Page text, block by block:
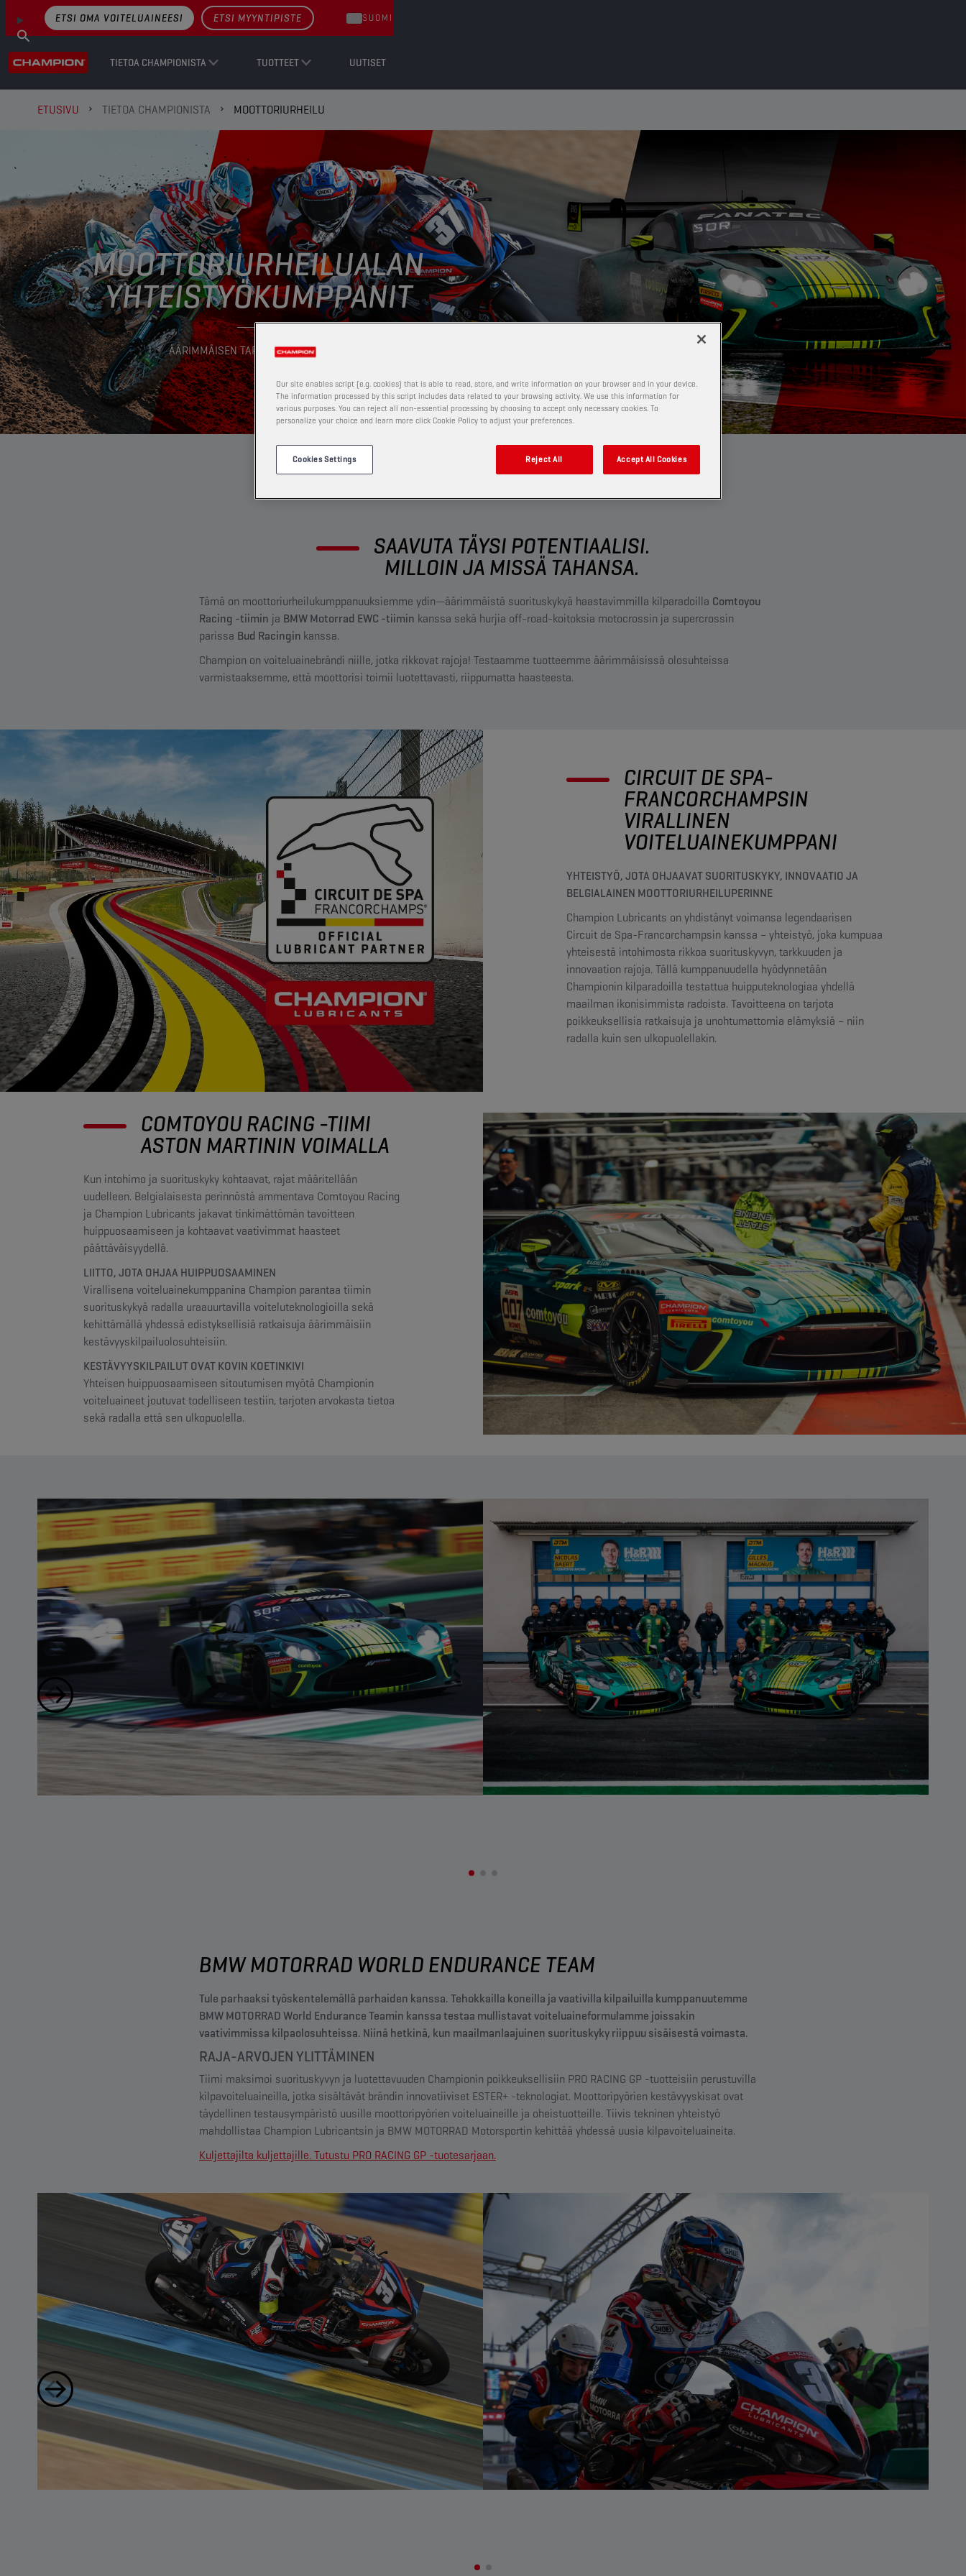
TIETOA CHAMPIONISTA TUOTTEET UUTISET
ETSI OMA VOITELUAINEESI ETSI MYYNTIPISTE SUOMI
ETUSIVU TIETOA CHAMPIONISTA MOOTTORIURHEILU
MOOTTORIURHEILUALAN
YHTEISTYÖKUMPPANIT
ÄÄRIMMÄISEN TARKKAAN TESTATTUA
SAAVUTA TÄYSI POTENTIAALISI.
MILLOIN JA MISSÄ TAHANSA.
Tämä on moottoriurheilukumppanuuksiemme ydin—äärimmäistä suorituskykyä haastavimmilla kilparadoilla Comtoyou
Racing -tiimin ja BMW Motorrad EWC -tiimin kanssa sekä hurjia off-road-koitoksia motocrossin ja supercrossin
parissa Bud Racingin kanssa.
Champion on voiteluainebrändi niille, jotka rikkovat rajoja! Testaamme tuotteemme äärimmäisissä olosuhteissa
varmistaaksemme, että moottorisi toimii luotettavasti, riippumatta haasteesta.
CIRCUIT DE SPA-
FRANCORCHAMPSIN
VIRALLINEN
VOITELUAINEKUMPPANI
YHTEISTYÖ, JOTA OHJAAVAT SUORITUSKYKY, INNOVAATIO JA
BELGIALAINEN MOOTTORIURHEILUPERINNE
Champion Lubricants on yhdistänyt voimansa legendaarisen
Circuit de Spa-Francorchampsin kanssa – yhteistyö, joka kumpuaa
yhteisestä intohimosta rikkoa suorituskyvyn, tarkkuuden ja
innovaation rajoja. Tällä kumppanuudella hyödynnetään
Championin kilparadoilla testattua huipputeknologiaa yhdellä
maailman ikonisimmista radoista. Tavoitteena on tarjota
poikkeuksellisia ratkaisuja ja unohtumattomia elämyksiä – niin
radalla kuin sen ulkopuolellakin.
COMTOYOU RACING -TIIMI
ASTON MARTININ VOIMALLA
Kun intohimo ja suorituskyky kohtaavat, rajat määritellään
uudelleen. Belgialaisesta perinnöstä ammentava Comtoyou Racing
ja Champion Lubricants jakavat tinkimättömän tavoitteen
huippuosaamiseen ja kohtaavat vaativimmat haasteet
päättäväisyydellä.
LIITTO, JOTA OHJAA HUIPPUOSAAMINEN
Virallisena voiteluainekumppanina Champion parantaa tiimin
suorituskykyä radalla uraauurtavilla voiteluteknologioilla sekä
kehittämällä yhdessä edistyksellisiä ratkaisuja äärimmäisiin
kestävyyskilpailuolosuhteisiin.
KESTÄVYYSKILPAILUT OVAT KOVIN KOETINKIVI
Yhteisen huippuosaamiseen sitoutumisen myötä Championin
voiteluaineet joutuvat todelliseen testiin, tarjoten arvokasta tietoa
sekä radalla että sen ulkopuolella.
BMW MOTORRAD WORLD ENDURANCE TEAM​
Tule parhaaksi työskentelemällä parhaiden kanssa. Tehokkailla koneilla ja vaativilla kilpailuilla kumppanuutemme
BMW MOTORRAD World Endurance Teamin kanssa testaa mullistavat voiteluaineformulamme joissakin
vaativimmissa kilpaolosuhteissa. Niinä hetkinä, kun maailmanlaajuinen suorituskyky riippuu sisäisestä voimasta.
RAJA-ARVOJEN YLITTÄMINEN
Tiimi maksimoi suorituskyvyn ja luotettavuuden Championin poikkeuksellisiin PRO RACING GP -tuotteisiin perustuvilla
kilpavoiteluaineilla, jotka sisältävät brändin innovatiiviset ESTER+ -teknologiat. Moottoripyörien kestävyyskisat ovat
täydellinen testausympäristö uusille moottoripyörien voiteluaineille ja oheistuotteille. Tiivis tekninen yhteistyö
mahdollistaa Champion Lubricantsin ja BMW MOTORRAD Motorsportin kehittää yhdessä uusia kilpavoiteluaineita.
Kuljettajilta kuljettajille. Tutustu PRO RACING GP -tuotesarjaan.
Our site enables script (e.g. cookies) that is able to read, store, and write information on your browser and in your device.
The information processed by this script includes data related to your browsing activity. We use this information for
various purposes. You can reject all non-essential processing by choosing to accept only necessary cookies. To
personalize your choice and learn more click Cookie Policy to adjust your preferences.
Cookies Settings Reject All Accept All Cookies